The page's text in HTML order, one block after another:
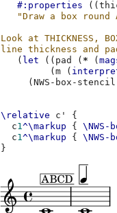
#:properties
((
"Draw a box round
Look at THICKNESS,
line thickness and
( let (( pad ( * (
(m (
(NWS-box-stencil
\relative c'
{
c1^\markup { \NWS-
c1^\markup { \NWS-
}